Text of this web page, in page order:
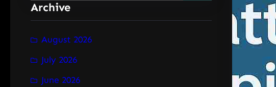
a
r
c
Archive
August 2026
July 2026
June 2026